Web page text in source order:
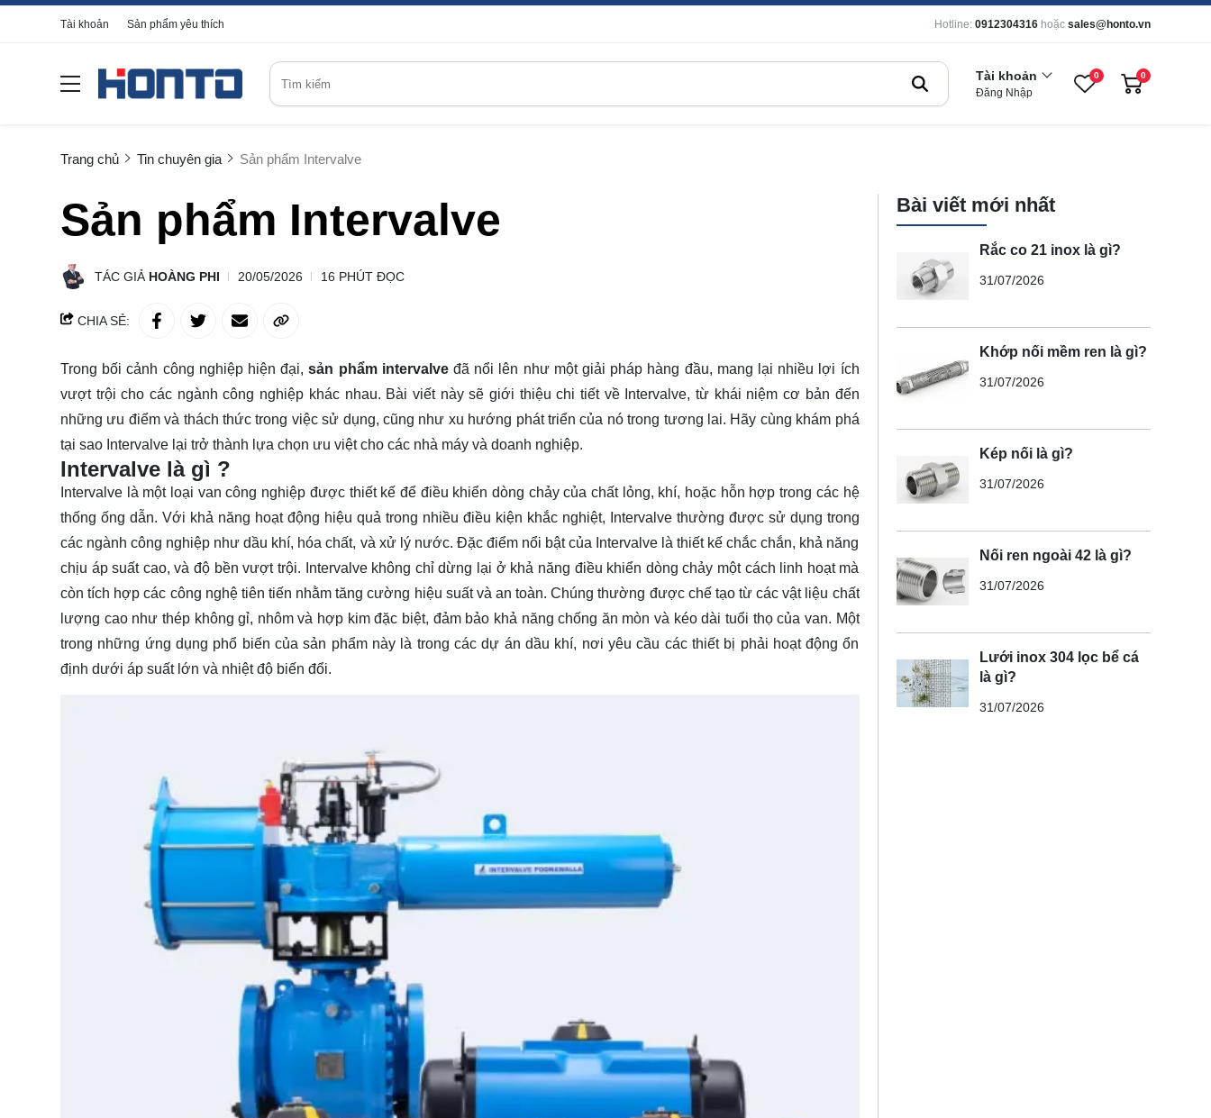
Tài khoản Sản phẩm yêu thích Hotline: 0912304316 hoặc sales@honto.vn
Tài khoản
Đăng Nhập
0 0
Trang chủ Tin chuyên gia Sản phẩm Intervalve
Sản phẩm Intervalve
TÁC GIẢ HOÀNG PHI 20/05/2026 16 PHÚT ĐỌC
CHIA SẺ:
Trong bối cảnh công nghiệp hiện đại,sản phẩm intervalveđã nổi lên như một giải pháp hàng đầu, mang lại nhiều lợi ích
vượt trội cho các ngành công nghiệp khác nhau. Bài viết này sẽ giới thiệu chi tiết về Intervalve, từ khái niệm cơ bản đến
những ưu điểm và thách thức trong việc sử dụng, cũng như xu hướng phát triển của nó trong tương lai. Hãy cùng khám phá
tại sao Intervalve lại trở thành lựa chọn ưu việt cho các nhà máy và doanh nghiệp.
Intervalve là gì ?
Intervalve là một loại van công nghiệp được thiết kế để điều khiển dòng chảy của chất lỏng, khí, hoặc hỗn hợp trong các hệ
thống ống dẫn. Với khả năng hoạt động hiệu quả trong nhiều điều kiện khắc nghiệt, Intervalve thường được sử dụng trong
các ngành công nghiệp như dầu khí, hóa chất, và xử lý nước. Đặc điểm nổi bật của Intervalve là thiết kế chắc chắn, khả năng
chịu áp suất cao, và độ bền vượt trội. Intervalve không chỉ dừng lại ở khả năng điều khiển dòng chảy một cách linh hoạt mà
còn tích hợp các công nghệ tiên tiến nhằm tăng cường hiệu suất và an toàn. Chúng thường được chế tạo từ các vật liệu chất
lượng cao như thép không gỉ, nhôm và hợp kim đặc biệt, đảm bảo khả năng chống ăn mòn và kéo dài tuổi thọ của van. Một
trong những ứng dụng phổ biến của sản phẩm này là trong các dự án dầu khí, nơi yêu cầu các thiết bị phải hoạt động ổn
định dưới áp suất lớn và nhiệt độ biến đổi.
Bài viết mới nhất
Rắc co 21 inox là gì?
31/07/2026
Khớp nối mềm ren là gì?
31/07/2026
Kép nối là gì?
31/07/2026
Nối ren ngoài 42 là gì?
31/07/2026
Lưới inox 304 lọc bể cá
là gì?
31/07/2026